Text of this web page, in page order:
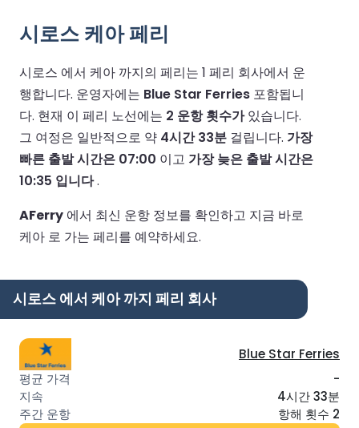
시로스 케아 페리
시로스 에서 케아 까지의 페리는 1 페리 회사에서 운
행합니다. 운영자에는 Blue Star Ferries 포함됩니
다. 현재 이 페리 노선에는 2 운항 횟수가있습니다.
그 여정은 일반적으로 약 4시간 33분 걸립니다. 가장
빠른 출발 시간은 07:00 이고 가장 늦은 출발 시간은
10:35 입니다.
AFerry 에서 최신 운항 정보를 확인하고 지금 바로
케아 로 가는 페리를 예약하세요.
시로스 에서 케아 까지 페리 회사
Blue Star Ferries
-
4시간 33분
항해 횟수 2